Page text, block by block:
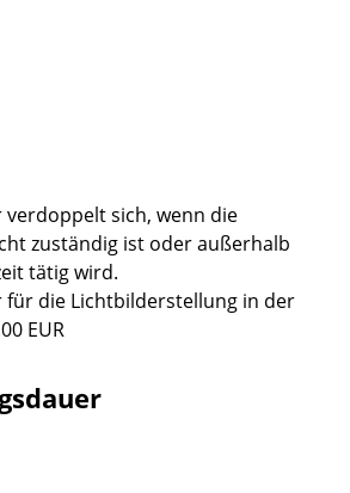
verdoppelt sich, wenn die
zuständig ist oder außerhalb
tätig wird.
für die Lichtbilderstellung in der
EUR